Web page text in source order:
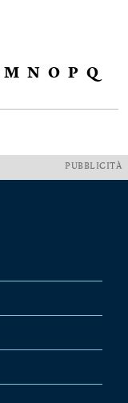
M N O P Q
PUBBLICITÀ